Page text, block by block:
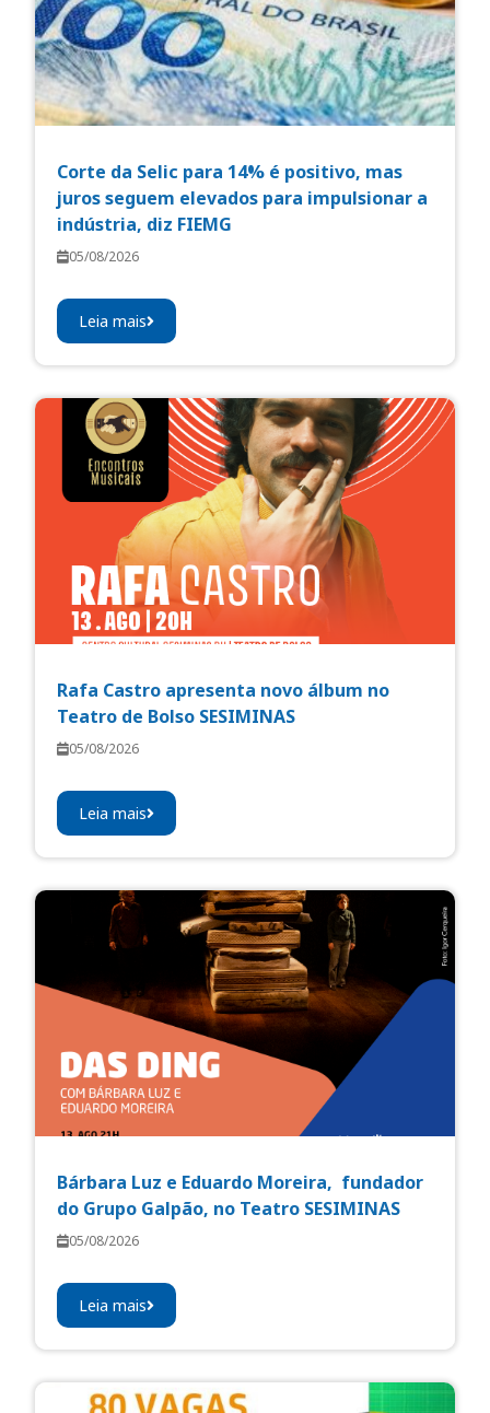
Corte da Selic para 14% é positivo, mas
juros seguem elevados para impulsionar a
indústria, diz FIEMG
05/08/2026
Leia mais
Rafa Castro apresenta novo álbum no
Teatro de Bolso SESIMINAS
05/08/2026
Leia mais
Bárbara Luz e Eduardo Moreira, fundador
do Grupo Galpão, no Teatro SESIMINAS
05/08/2026
Leia mais